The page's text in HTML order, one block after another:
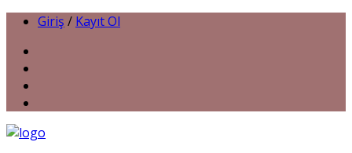
Giriş / Kayıt Ol